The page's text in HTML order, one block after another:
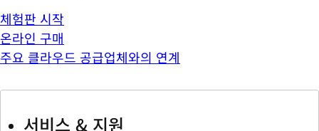
체험판 시작
온라인 구매
주요 클라우드 공급업체와의 연계
서비스 & 지원